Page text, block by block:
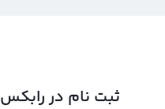
ثبت نام در رابکس